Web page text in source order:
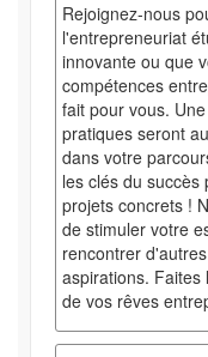
Rejoignez-nous
l'entrepreneuriat
innovante ou que
compétences
fait pour vous.
pratiques seront
dans votre
les clés du
projets concrets !
de stimuler votre
rencontrer
aspirations. Faites
de vos rêves